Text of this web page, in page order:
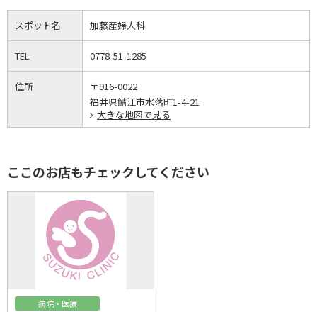
スポット名 加藤産婦人科
TEL 0778-51-1285
住所
〒916-0022
福井県鯖江市水落町1-4-21
大きな地図で見る
ここのお店もチェックしてください
病院・医療